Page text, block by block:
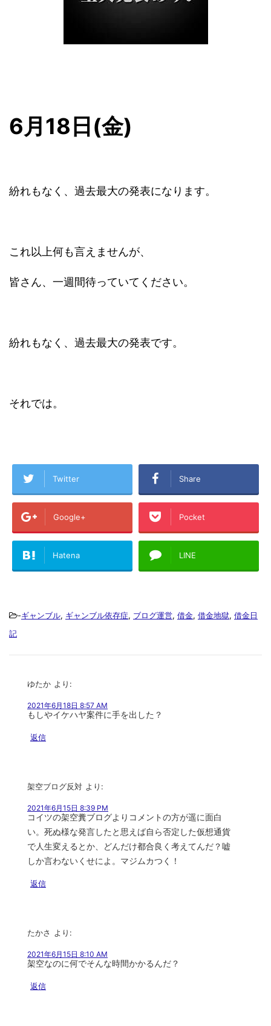
6月18日(金)
紛れもなく、過去最大の発表になります。
これ以上何も言えませんが、
皆さん、一週間待っていてください。
紛れもなく、過去最大の発表です。
それでは。
Twitter Share
Google+ Pocket
Hatena LINE
-ギャンブル, ギャンブル依存症, ブログ運営, 借金, 借金地獄, 借金日
記
ゆたか より:
2021年6月18日 8:57 AM
もしやイケハヤ案件に手を出した？
返信
架空ブログ反対 より:
2021年6月15日 8:39 PM
コイツの架空糞ブログよりコメントの方が遥に面白
い。死ぬ様な発言したと思えば自ら否定した仮想通貨
で人生変えるとか、どんだけ都合良く考えてんだ？嘘
しか言わないくせによ。マジムカつく！
返信
たかさ より:
2021年6月15日 8:10 AM
架空なのに何でそんな時間かかるんだ？
返信